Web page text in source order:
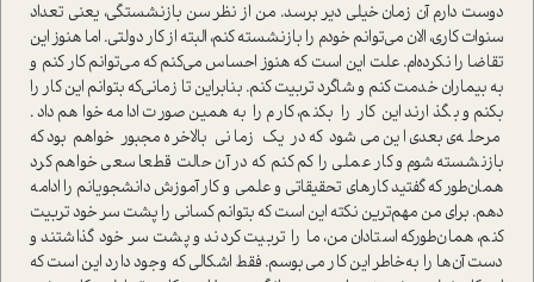
دوست دارم آن زمان خیلی دیر برسد. من از نظر سن بازنشستگی، یعنی تعداد
سنوات کاری، الان می‌توانم خودم را بازنشسته کنم، البته از کار دولتی. اما هنوز این
تقاضا را نکرده‌ام. علت این ا‌ست که هنوز احساس می‌کنم که می‌توانم کار کنم و
به بیماران خدمت کنم و شاگرد تربیت کنم. بنابراین تا زمانی‌که بتوانم این کار را
بکنم و بگذارند این کار را بکنم، کارم را به‌همین صورت ادامه خواهم داد.
مرحله‌ی بعدی این می‌شود که در یک زمانی بالاخره مجبور خواهم بود که
بازنشسته شوم و کار عملی را کم کنم که در آن حالت قطعا سعی خواهم کرد
همان‌طور که گفتید کارهای تحقیقاتی و علمی و کار آموزش دانشجویانم را ادامه
دهم. برای من مهم‌ترین نکته این ا‌ست که بتوانم کسانی را پشت سر خود تربیت
کنم، همان‌طور‌که ا‌ستادان من‌، ما را تربیت کردند و پشت سر خود گذاشتند و
دست آن‌ها را به‌خاطر این کار می‌بوسم. فقط اشکالی که وجود دارد این ا‌ست که